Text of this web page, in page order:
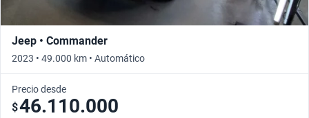
Jeep • Commander
2023 • 49.000 km • Automático
Precio desde
$46.110.000